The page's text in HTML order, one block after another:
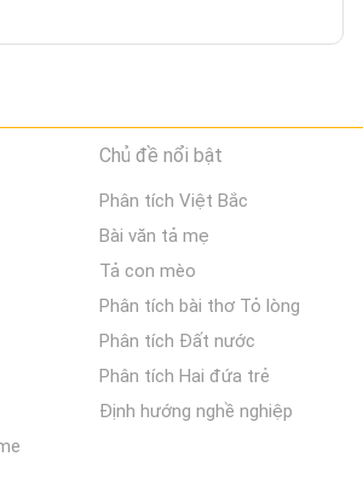
Chủ đề nổi bật
Phân tích Việt Bắc
Bài văn tả mẹ
Tả con mèo
Phân tích bài thơ Tỏ lòng
Phân tích Đất nước
Phân tích Hai đứa trẻ
Định hướng nghề nghiệp